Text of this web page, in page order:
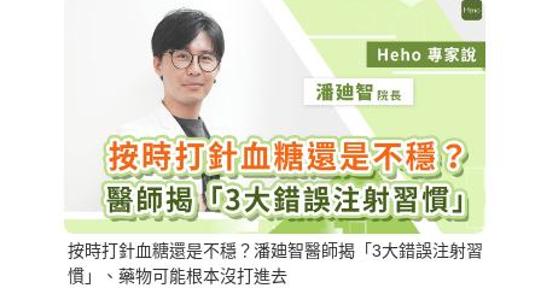
按時打針血糖還是不穩？潘廸智醫師揭「3大錯誤注射習
慣」、藥物可能根本沒打進去